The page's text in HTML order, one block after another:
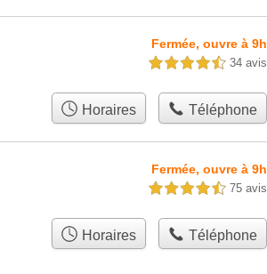
Fermée, ouvre à 9h
4,5 étoiles sur 5 34 avis
Horaires Téléphone
Fermée, ouvre à 9h
4,5 étoiles sur 5 75 avis
Horaires Téléphone